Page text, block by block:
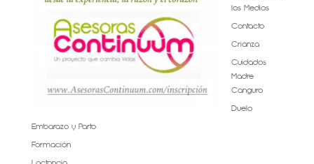
los Medios
Contacto
Crianza
Cuidados
Madre
Canguro
Duelo
Embarazo y Parto
Formación